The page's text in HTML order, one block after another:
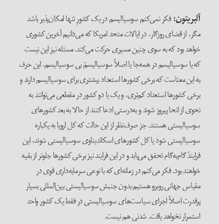
آلبریتون:فکر نمی‌کنم سوسیالیسم در یک کشورِ تنها امکان‌پذیر باشد
مگر، از قضای روزگار، در ایالات متحد امریکا که می‌دانیم آخرین کشوری
خواهد بود که به سوی چنین مسیری حرکت می‌کند. مسئله نیز این نیست
که یا سوسیالیسم در همه‌جا یا اصلاً سوسیالیسمْ بی ‌سوسیالیسم. این حرف
به این معناست که برخی کشورها استعداد بیشتری برای سوسیالیسم دارند و
برخی کشورها استعداد کم‌تری، و یک یا دو کشور در مقطعی می‌توانند به
نحوی از انحا پیروز شوند و به‌درستی ادعا کنند از حالا به بعد کشورهای
سوسیالیستی هستند. جز صرف‌نظر از این حالت که کل اروپا به یکباره
سوسیالیستی شود یا کل کشورهای اسکاندیناوی سوسیالیستی شوند، این
فرایندْ گام‌به‌گام تحقق می‌یابد و در این فرایند نیز برخی کشورها جلوتر از بقیه
خواهند بود. فکر می‌کنم در زمانه‌ای که با نوعی سرمایه‌داری قوی در
مقیاس جهانی روبرو هستیم بدون جنبش سوسیالیستی بین‌المللی بسیار
پرقدرت اصلاً اجرای سیاست‌های سوسیالیستی در فقط یک کشور واحد
استمرار نخواهد یافت. شدنی هم نیست.